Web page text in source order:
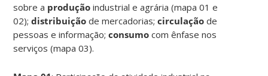
sobre a produção industrial e agrária (mapa 01 e
02);distribuição de mercadorias;circulação de
pessoas e informação;consumo com ênfase nos
serviços (mapa 03).